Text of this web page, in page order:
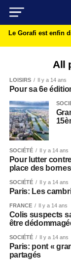
Le Gorafi est enfin
All
LOISIRS Il y a 14 ans
Pour sa 6e
SOCIÉTÉ Il y a 14 ans
Pour lutter
place des
SOCIÉTÉ Il y a 14 ans
Paris: Les
FRANCE Il y a 14 ans
Colis suspects
être
SOCIÉTÉ Il y a 14 ans
Paris: pont «
partagés